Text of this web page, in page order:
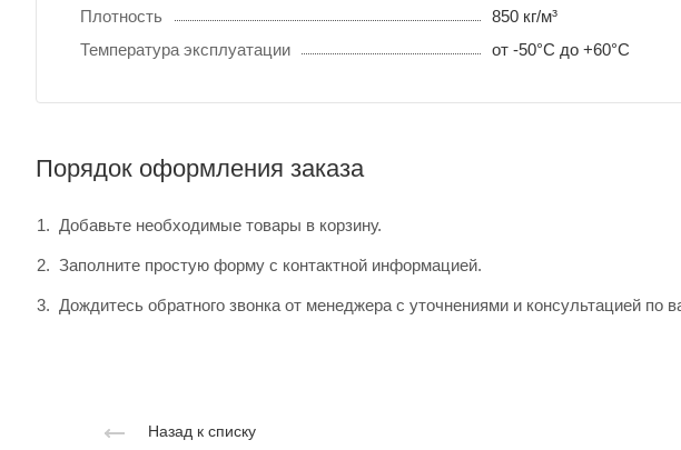
Плотность
850 кг/м³
Температура эксплуатации
от -50°С до +60°С
Порядок оформления заказа
Добавьте необходимые товары в корзину.
Заполните простую форму с контактной информацией.
Дождитесь обратного звонка от менеджера с уточнениями и консультацией по
Назад к списку